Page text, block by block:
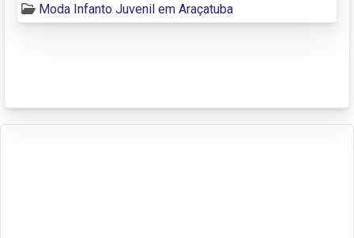
Moda Infanto Juvenil em Araçatuba